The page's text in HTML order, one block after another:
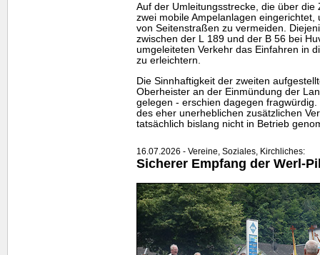
Auf der Umleitungsstrecke, die über
zwei mobile Ampelanlagen
von Seitenstraßen zu vermeiden.
zwischen der L 189 und der B 56 bei
umgeleiteten Verkehr das Einfahren in
zu erleichtern.
Die Sinnhaftigkeit der zweiten
Oberheister an der Einmündung der
gelegen - erschien dagegen
des eher unerheblichen zusätzlichen
tatsächlich bislang nicht in Betrieb
16.07.2026 - Vereine, Soziales, Kirchliches:
Sicherer Empfang der Werl-